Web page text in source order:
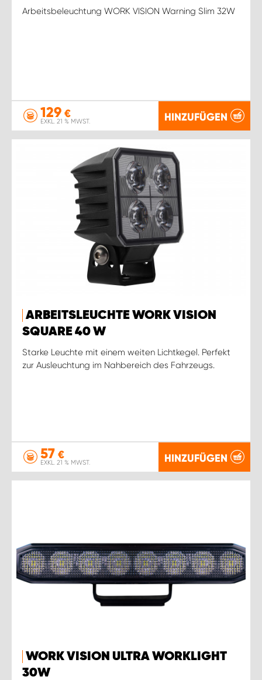
Arbeitsbeleuchtung WORK VISION Warning Slim 32W
129 €
EXKL. 21 % MWST. HINZUFÜGEN
ARBEITSLEUCHTE WORK VISION
SQUARE 40 W
Starke Leuchte mit einem weiten Lichtkegel. Perfekt
zur Ausleuchtung im Nahbereich des Fahrzeugs.
57 €
EXKL. 21 % MWST. HINZUFÜGEN
WORK VISION ULTRA WORKLIGHT
30W